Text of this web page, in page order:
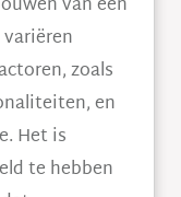
zoals
en
Het is
te hebben